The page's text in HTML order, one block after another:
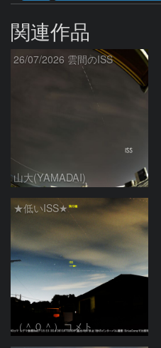
関連作品
26/07/2026 雲間のISS
山大(YAMADAI)
★低いISS★
（＾０＾）コメト